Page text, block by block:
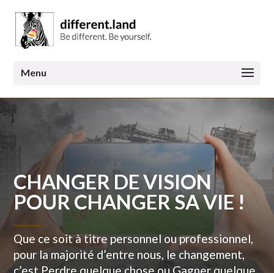
CHANGER DE VISION
POUR CHANGER SA VIE !
Que ce soit à titre personnel ou professionnel,
pour la majorité d’entre nous, le changement,